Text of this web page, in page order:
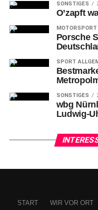
SONSTIGES
O’zapft
MOTORSPORT
Porsche
SPORT
SONSTIGES
wbg
Ludwig-
START WIR VOR ORT